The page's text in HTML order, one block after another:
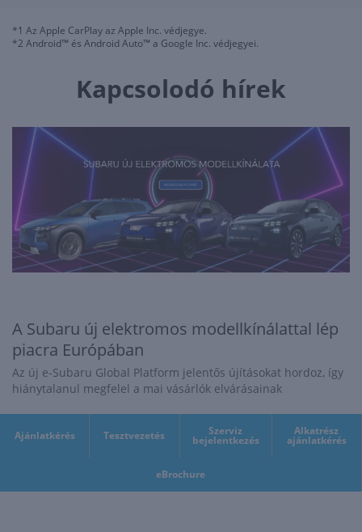
*1 Az Apple CarPlay az Apple Inc. védjegye.
*2 Android™ és Android Auto™ a Google Inc. védjegyei.
Kapcsolodó hírek
A Subaru új elektromos modellkínálattal lép
piacra Európában
Az új e-Subaru Global Platform jelentős újításokat hordoz, így
hiánytalanul megfelel a mai vásárlók elvárásainak
Ajánlatkérés Tesztvezetés Szerviz
bejelentkezés
Alkatrész
ajánlatkérés
eBrochure